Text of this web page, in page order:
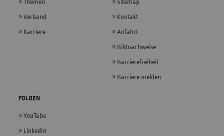
Themen
Verband
Karriere
Sitemap
Kontakt
Anfahrt
Bildnachweise
Barrierefreiheit
Barriere melden
FOLGEN
YouTube
LinkedIn